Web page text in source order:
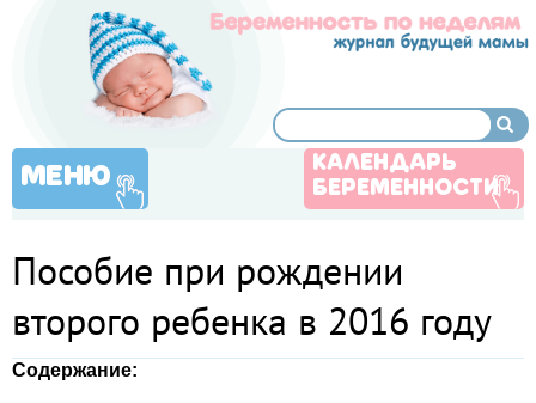
МЕНЮ
КАЛЕНДАРЬ
БЕРЕМЕННОСТИ
Пособие при рождении
второго ребенка в 2016 году
Содержание: